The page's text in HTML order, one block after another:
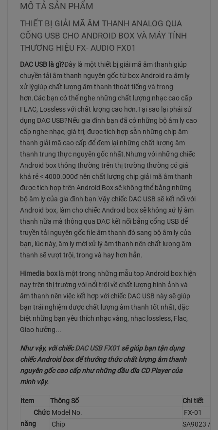
MÔ TẢ SẢN PHẨM
THIẾT BỊ GIẢI MÃ ÂM THANH ANALOG QUA
CỔNG USB CHO ANDROID BOX VÀ MÁY TÍNH
THƯƠNG HIỆU FX- AUDIO FX01
DAC USB là gì?Đây là một thiết bị giải mã âm thanh giúp
chuyền tải âm thanh nguyên gốc từ box Android ra âm ly
xử lýgiúp chất lượng âm thanh thoát tiếng và trong
hơn.Các bạn có thể nghe những chất lượng nhạc cao cấp
FLAC, Lossless với chất lượng cao hơn.Tại sao lại phải sử
dụng DAC USB?Nếu gia đình bạn đã có những bộ âm ly cao
cấp nghe nhạc, giá trị, được tích hợp sẵn những chip âm
thanh giải mã cao cấp để đem lại những chất lượng âm
thanh trung thực nguyên gốc nhất.Nhưng với những chiếc
Android box thông thường trên thị trường thường có giá
khá rẻ < 4000.000đ nên chất lượng chip giải mã âm thanh
được tích hợp trên Android Box sẽ không thể bằng những
bộ âm ly của gia đình bạn.Vậy chiếc DAC USB sẽ kết nối với
Android box, làm cho chiếc Android box sẽ không xử lý âm
thanh nữa mà thông qua DAC kết nối bằng cổng USB để
truyền tải nguyên gốc file âm thanh đó sang bộ âm ly của
bạn, lúc này, âm ly mới xử lý âm thanh nên chất lượng âm
thanh sẽ vượt trội, trong và hay hơn hẳn.
Himedia box là một trong những mẫu top Android box hiện
nay trên thị trường với nổi trội về chất lượng hình ảnh và
âm thanh nên việc kết hợp với chiếc DAC USB này sẽ giúp
bạn trải nghiệm được chất lượng âm thanh tốt nhất, đặc
biệt những bạn yêu thích nhạc vàng, nhạc lossless, Flac,
Giao hưởng...
Như vậy, với chiếcDAC USB FX01 sẽ giúp bạn tận dụng
chiếc Android box để thưởng thức chất lượng âm thanh
nguyên gốc cao cấp như những đầu đĩa CD Player của
mình vậy.
Item Thông Số
Chi tiết
Chức
năng
Model No.
FX-01
Chip
SA9023 /